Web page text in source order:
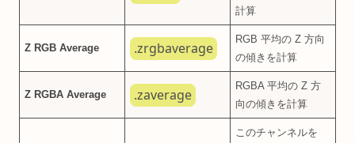
計算
Z RGB Average .zrgbaverage
RGB 平均の Z 方向
の傾きを計算
Z RGBA Average .zaverage
RGBA 平均の Z 方
向の傾きを計算
このチャンネルを